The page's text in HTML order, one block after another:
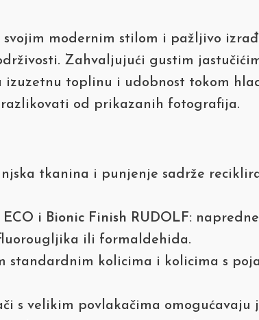
svojim modernim stilom i pažljivo
Zahvaljujući gustim
toplinu i udobnost tokom
od prikazanih fotografija.
tkanina i punjenje sadrže
i Bionic Finish RUDOLF:
ili formaldehida.
standardnim kolicima i kolicima s
s velikim povlakačima